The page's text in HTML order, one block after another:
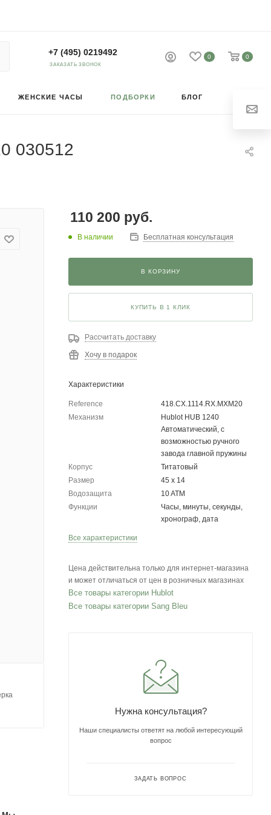
0 0
+7 (495) 0219492
ЗАКАЗАТЬ ЗВОНОК
ЖЕНСКИЕ ЧАСЫ ПОДБОРКИ БЛОГ
030512
110 200 руб.
В наличии Бесплатная консультация
В КОРЗИНУ
КУПИТЬ В 1 КЛИК
Рассчитать доставку
Хочу в подарок
Характеристики
Reference
418.CX.1114.RX.MXM20
Механизм
Hublot HUB 1240
Автоматический, с
возможностью ручного
завода главной пружины
Корпус
Титатовый
Размер
45 х 14
Водозащита
10 ATM
Функции
Часы, минуты, секунды,
хронограф, дата
Все характеристики
Цена действительна только для интернет-магазина
и может отличаться от цен в розничных магазинах
Все товары категории Hublot
Все товары категории Sang Bleu
Нужна консультация?
Наши специалисты ответят на любой интересующий
вопрос
ЗАДАТЬ ВОПРОС